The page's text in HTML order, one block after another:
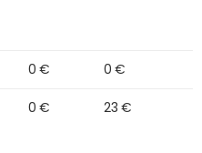
0 € 0 €
0 € 23 €